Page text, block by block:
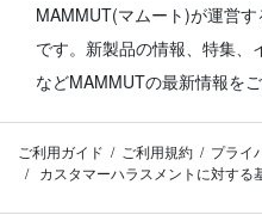
MAMMUT(マムート)が運営
です。 新製品の情報、特集、
などMAMMUTの最新情報をご
ご利用ガイド ご利用規約
プライ
カスタマーハラスメントに対する